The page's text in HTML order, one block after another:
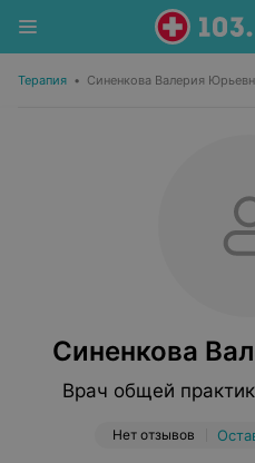
Терапия • Синенкова Валерия
Синенкова
Врач общей
Нет отзывов